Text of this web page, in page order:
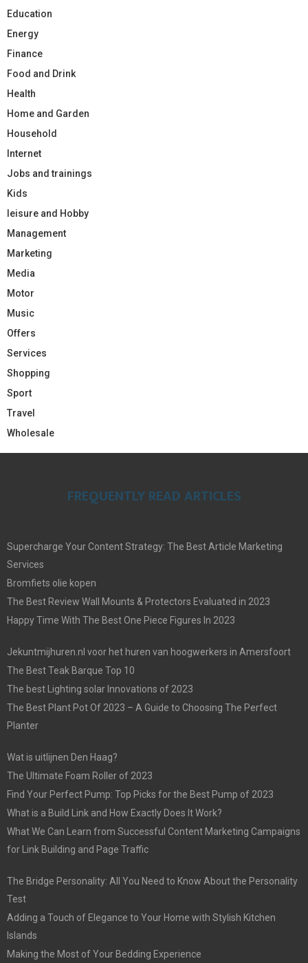
Education
Energy
Finance
Food and Drink
Health
Home and Garden
Household
Internet
Jobs and trainings
Kids
leisure and Hobby
Management
Marketing
Media
Motor
Music
Offers
Services
Shopping
Sport
Travel
Wholesale
FREQUENTLY READ ARTICLES
Supercharge Your Content Strategy: The Best Article Marketing
Services
Bromfiets olie kopen
The Best Review Wall Mounts & Protectors Evaluated in 2023
Happy Time With The Best One Piece Figures In 2023
Jekuntmijhuren.nl voor het huren van hoogwerkers in Amersfoort
The Best Teak Barque Top 10
The best Lighting solar Innovations of 2023
The Best Plant Pot Of 2023 – A Guide to Choosing The Perfect
Planter
Wat is uitlijnen Den Haag?
The Ultimate Foam Roller of 2023
Find Your Perfect Pump: Top Picks for the Best Pump of 2023
What is a Build Link and How Exactly Does It Work?
What We Can Learn from Successful Content Marketing Campaigns
for Link Building and Page Traffic
The Bridge Personality: All You Need to Know About the Personality
Test
Adding a Touch of Elegance to Your Home with Stylish Kitchen
Islands
Making the Most of Your Bedding Experience